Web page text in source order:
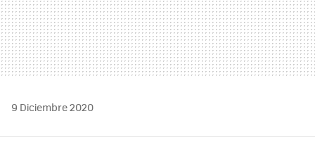
9 Diciembre 2020